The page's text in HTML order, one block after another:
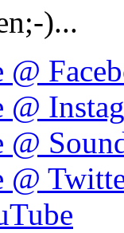
)...
@
@